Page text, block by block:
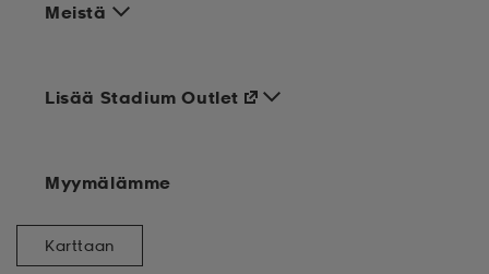
Meistä
Lisää Stadium Outlet
Myymälämme
Karttaan